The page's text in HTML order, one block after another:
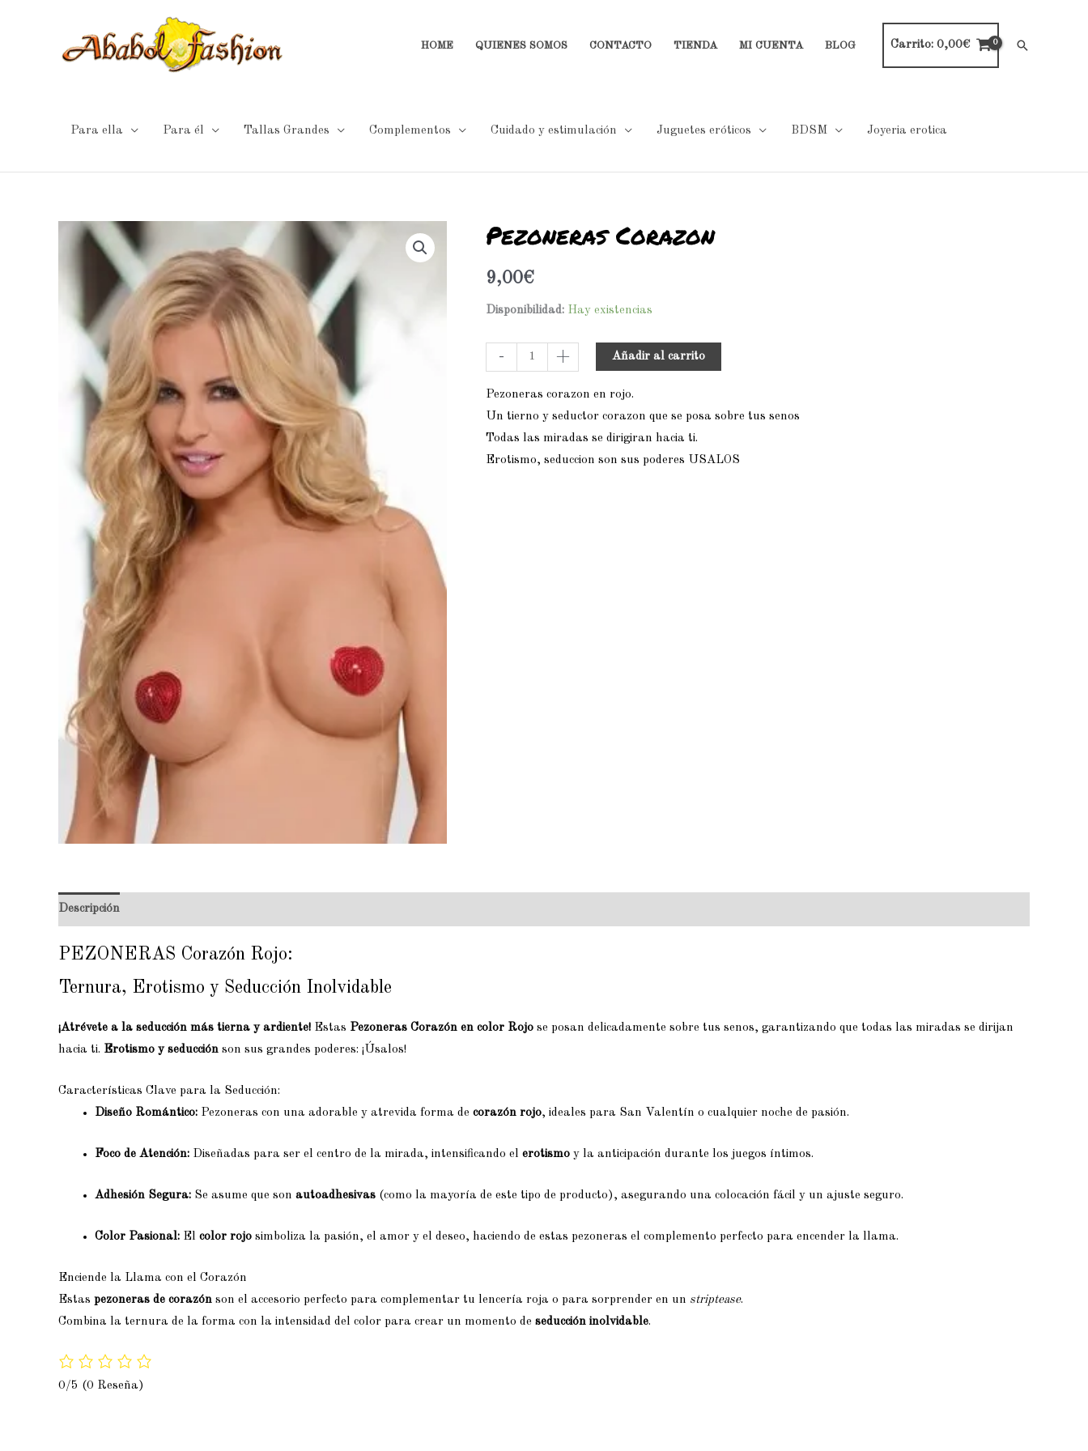
HOME QUIENES SOMOS CONTACTO TIENDA MI CUENTA BLOG Carrito: 0,00€ Buscar
Para ella Para él Tallas Grandes Complementos Cuidado y estimulación Juguetes eróticos BDSM Joyeria erotica
Pezoneras Corazon
9,00€
Disponibilidad: Hay existencias
-
Pezoneras
cantidad
+ Añadir al carrito
Pezoneras corazon en rojo.
Un tierno y seductor corazon que se posa sobre tus senos
Todas las miradas se dirigiran hacia ti.
Erotismo, seduccion son sus poderes USALOS
Descripción
PEZONERAS Corazón Rojo:
Ternura, Erotismo y Seducción Inolvidable
¡Atrévete a la seducción más tierna y ardiente! Estas Pezoneras Corazón en color Rojo se posan delicadamente sobre tus senos, garantizando que todas las miradas se dirijan
hacia ti. Erotismo y seducción son sus grandes poderes: ¡Úsalos!
Características Clave para la Seducción:
Diseño Romántico: Pezoneras con una adorable y atrevida forma de corazón rojo, ideales para San Valentín o cualquier noche de pasión.
Foco de Atención: Diseñadas para ser el centro de la mirada, intensificando el erotismo y la anticipación durante los juegos íntimos.
Adhesión Segura: Se asume que son autoadhesivas (como la mayoría de este tipo de producto), asegurando una colocación fácil y un ajuste seguro.
Color Pasional: El color rojo simboliza la pasión, el amor y el deseo, haciendo de estas pezoneras el complemento perfecto para encender la llama.
Enciende la Llama con el Corazón
Estas pezoneras de corazón son el accesorio perfecto para complementar tu lencería roja o para sorprender en un striptease.
Combina la ternura de la forma con la intensidad del color para crear un momento de seducción inolvidable.
0/5 (0 Reseña)